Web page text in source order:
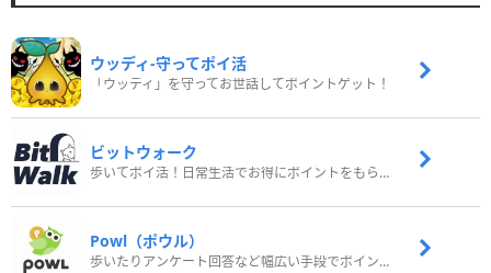
ウッディ‐守ってポイ活
「ウッディ」を守ってお世話してポイントゲット！
ビットウォーク
歩いてポイ活！日常生活でお得にポイントをもらおう
Powl（ポウル）
歩いたりアンケート回答など幅広い手段でポイントをゲット